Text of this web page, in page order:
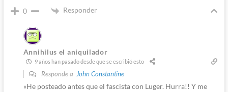
0 Responder
Annihilus el aniquilador
9 años han pasado desde que se escribió esto
Responde a John Constantine
«He posteado antes que el fascista con Luger. Hurra!! Y me